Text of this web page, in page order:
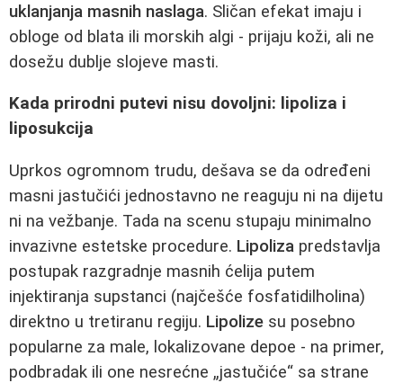
uklanjanja masnih naslaga. Sličan efekat imaju i
obloge od blata ili morskih algi - prijaju koži, ali ne
dosežu dublje slojeve masti.
Kada prirodni putevi nisu dovoljni: lipoliza i
liposukcija
Uprkos ogromnom trudu, dešava se da određeni
masni jastučići jednostavno ne reaguju ni na dijetu
ni na vežbanje. Tada na scenu stupaju minimalno
invazivne estetske procedure. Lipoliza predstavlja
postupak razgradnje masnih ćelija putem
injektiranja supstanci (najčešće fosfatidilholina)
direktno u tretiranu regiju. Lipolize su posebno
popularne za male, lokalizovane depoe - na primer,
podbradak ili one nesrećne „jastučiće“ sa strane